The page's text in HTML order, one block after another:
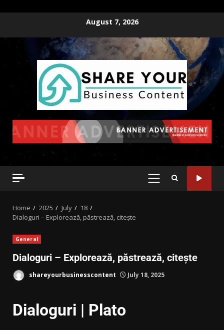
August 7, 2026
Home 2025 July
18
Dialoguri – Explorează, păstrează, citește
General
Dialoguri – Explorează, păstrează, citește
shareyourbusinesscontent July 18, 2025
Dialoguri | Plato